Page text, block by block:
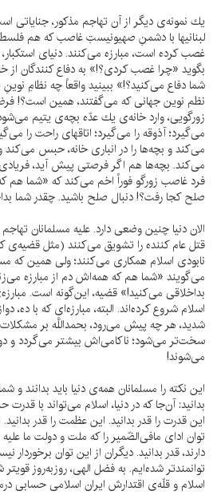
يك نمونه‌ى ديگر از آن تهاجم مذكور، جناياتى
لبنانيها با دشمنِ صهيونيستِ غاصب كه هم
غصب كرده است، مبارزه مى‌كنند. دنياى
بگويد «چرا غصب كردى؟!» به دفاع كنندگان
شما دفاع مى‌كنيد؟!» ببينيد واقعاً چه نظامِ
نظم نوين جهانى كه مى‌گفتند، همين است؟!
زورگويى، وارد خانه‌ى يك عدّه بچه‌ى يتيم
مى‌گيرد؛ آذوقه را مى‌گيرد؛ اتاقهاى راحت را
مى‌كند و بچه‌ها را در انبارى خانه، حبس مى‌كند
مى‌كند. بچه‌ها هم اگر فرصتى پيش آيد،
فرد غاصب زورگو فوراً اخم مى‌كند كه «شما هم
صلح كجا رفت؟! دنبال صلح باشيد. چقدر شما
الان دنيا چنين وضعى دارد. عليه مسلمانان
قتل عام كننده را تشويق مى‌كنند (مثل قضيه‌ى
نابودى اسلام همكارى مى‌كنند؛ ولى همين كه
مى‌گويند «شما هم كه همه‌اش دم از مبارزه
بداخلاقى مى‌كنيد!» قضيه، اين‌گونه است.
اسلام شروع كرده‌اند. البته، مبارزه‌اى كه با ده،
شديد، هر چه پيش مى‌رود، بحمداللَّه بر مشكلات
سخت‌تر مى‌شود؛ ناكامى‌اش بيشتر مى‌گردد و
مى‌شوند!
اين نكته را مسلمانان همه‌ى دنيا بايد بدانند و
بدانيد: آن‌جا كه در دنيا، اسلام مى‌تواند با
اين قدرت را قدر بدانيد. اين عظمت را قدر
توان اداى مافى‌الضّمير را كه ملت و دولت ما عليه
دارند، قدر بدانيد. ديگران از اين توان برخوردار
توانمندتر شده‌ايم. به فضل الهى، روزبه‌روز
اسلام و قلّه‌ى اقتدارش ايران اسلامى حسابى